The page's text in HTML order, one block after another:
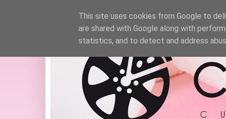
This site uses cookies from Google to
are shared with Google along with
statistics, and to detect and address